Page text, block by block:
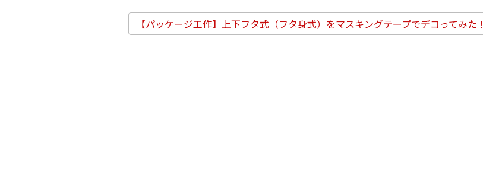
【パッケージ工作】上下フタ式（フタ身式）をマスキングテープでデコってみた！